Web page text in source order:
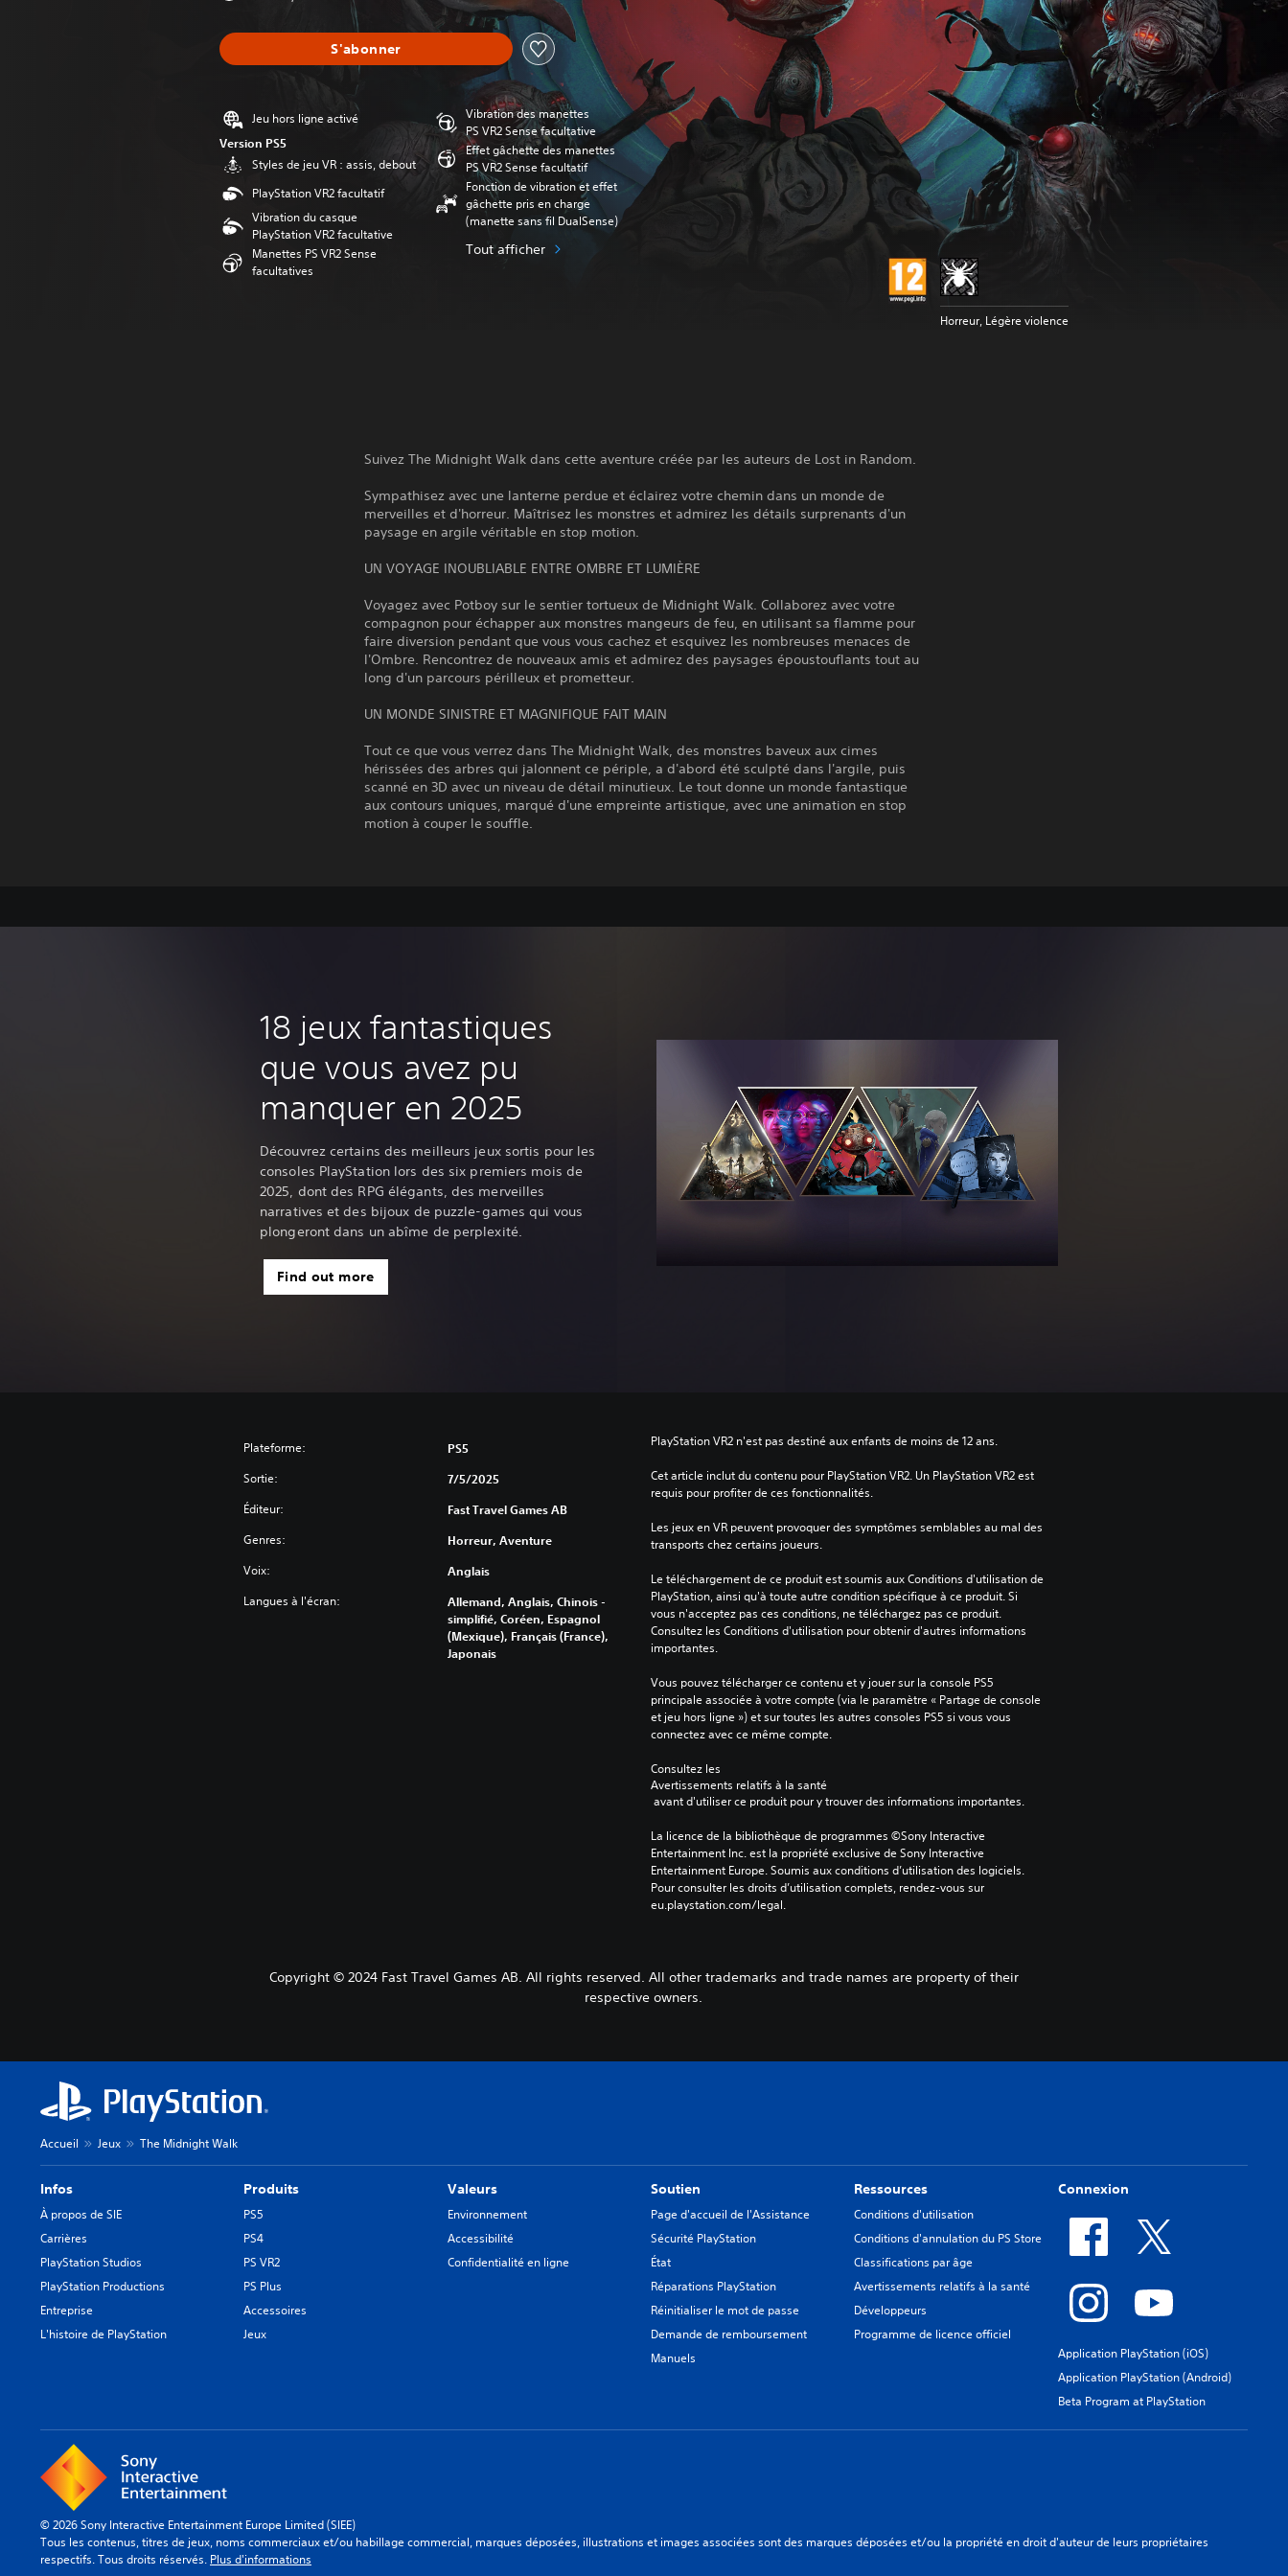
S'abonner
Jeu hors ligne activé
Version PS5
Styles de jeu VR : assis, debout
PlayStation VR2 facultatif
Vibration du casque
PlayStation VR2 facultative
Manettes PS VR2 Sense
facultatives
Vibration des manettes
PS VR2 Sense facultative
Effet gâchette des manettes
PS VR2 Sense facultatif
Fonction de vibration et effet
gâchette pris en charge
(manette sans fil DualSense)
Tout afficher
Horreur, Légère violence
Suivez The Midnight Walk dans cette aventure créée par les auteurs de Lost in Random.
Sympathisez avec une lanterne perdue et éclairez votre chemin dans un monde de
merveilles et d'horreur. Maîtrisez les monstres et admirez les détails surprenants d'un
paysage en argile véritable en stop motion.
UN VOYAGE INOUBLIABLE ENTRE OMBRE ET LUMIÈRE
Voyagez avec Potboy sur le sentier tortueux de Midnight Walk. Collaborez avec votre
compagnon pour échapper aux monstres mangeurs de feu, en utilisant sa flamme pour
faire diversion pendant que vous vous cachez et esquivez les nombreuses menaces de
l'Ombre. Rencontrez de nouveaux amis et admirez des paysages époustouflants tout au
long d'un parcours périlleux et prometteur.
UN MONDE SINISTRE ET MAGNIFIQUE FAIT MAIN
Tout ce que vous verrez dans The Midnight Walk, des monstres baveux aux cimes
hérissées des arbres qui jalonnent ce périple, a d'abord été sculpté dans l'argile, puis
scanné en 3D avec un niveau de détail minutieux. Le tout donne un monde fantastique
aux contours uniques, marqué d'une empreinte artistique, avec une animation en stop
motion à couper le souffle.
‎18 jeux fantastiques
que vous avez pu
manquer en 2025
Découvrez certains des meilleurs jeux sortis pour les
consoles PlayStation lors des six premiers mois de
2025, dont des RPG élégants, des merveilles
narratives et des bijoux de puzzle-games qui vous
plongeront dans un abîme de perplexité.
Find out more
Plateforme: PS5
Sortie: 7/5/2025
Éditeur: Fast Travel Games AB
Genres: Horreur, Aventure
Voix: Anglais
Langues à l'écran:
Allemand, Anglais, Chinois -
simplifié, Coréen, Espagnol
(Mexique), Français (France),
Japonais
PlayStation VR2 n'est pas destiné aux enfants de moins de 12 ans.
Cet article inclut du contenu pour PlayStation VR2. Un PlayStation VR2 est
requis pour profiter de ces fonctionnalités.
Les jeux en VR peuvent provoquer des symptômes semblables au mal des
transports chez certains joueurs.
Le téléchargement de ce produit est soumis aux Conditions d'utilisation de
PlayStation, ainsi qu'à toute autre condition spécifique à ce produit. Si
vous n'acceptez pas ces conditions, ne téléchargez pas ce produit.
Consultez les Conditions d'utilisation pour obtenir d'autres informations
importantes.
Vous pouvez télécharger ce contenu et y jouer sur la console PS5
principale associée à votre compte (via le paramètre « Partage de console
et jeu hors ligne ») et sur toutes les autres consoles PS5 si vous vous
connectez avec ce même compte.
Consultez les
Avertissements relatifs à la santé
avant d'utiliser ce produit pour y trouver des informations importantes.
La licence de la bibliothèque de programmes ©Sony Interactive
Entertainment Inc. est la propriété exclusive de Sony Interactive
Entertainment Europe. Soumis aux conditions d’utilisation des logiciels.
Pour consulter les droits d’utilisation complets, rendez-vous sur
eu.playstation.com/legal.
Copyright © 2024 Fast Travel Games AB. All rights reserved. All other trademarks and trade names are property of their
respective owners.
Accueil Jeux The Midnight Walk
Infos
À propos de SIE
Carrières
PlayStation Studios
PlayStation Productions
Entreprise
L'histoire de PlayStation
Produits
PS5
PS4
PS VR2
PS Plus
Accessoires
Jeux
Valeurs
Environnement
Accessibilité
Confidentialité en ligne
Soutien
Page d'accueil de l'Assistance
Sécurité PlayStation
État
Réparations PlayStation
Réinitialiser le mot de passe
Demande de remboursement
Manuels
Ressources
Conditions d'utilisation
Conditions d'annulation du PS Store
Classifications par âge
Avertissements relatifs à la santé
Développeurs
Programme de licence officiel
Connexion
Application PlayStation (iOS)
Application PlayStation (Android)
Beta Program at PlayStation
© 2026 Sony Interactive Entertainment Europe Limited (SIEE)
Tous les contenus, titres de jeux, noms commerciaux et/ou habillage commercial, marques déposées, illustrations et images associées sont des marques déposées et/ou la propriété en droit d'auteur de leurs propriétaires
respectifs. Tous droits réservés. Plus d'informations